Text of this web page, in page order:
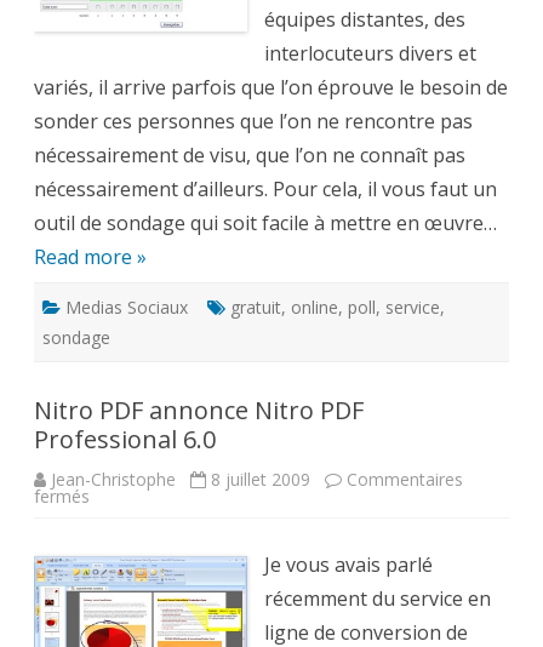
équipes distantes, des
interlocuteurs divers et
variés, il arrive parfois que l’on éprouve le besoin de
sonder ces personnes que l’on ne rencontre pas
nécessairement de visu, que l’on ne connaît pas
nécessairement d’ailleurs. Pour cela, il vous faut un
outil de sondage qui soit facile à mettre en œuvre…
Read more »
Medias Sociaux gratuit, online, poll, service,
sondage
Nitro PDF annonce Nitro PDF
Professional 6.0
Jean-Christophe 8 juillet 2009 Commentaires
fermés
Nitro
PDF
Professional
6.0
Je vous avais parlé
récemment du service en
ligne de conversion de